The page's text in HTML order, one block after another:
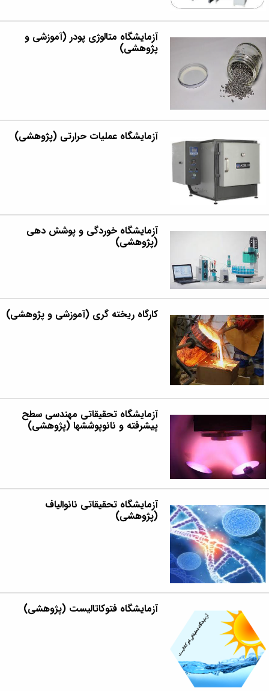
مرتبط
بنیاد
ملی
نخبگان
شرکت
های
دانش
بنیان
آئین
نامه ها
فرآیندها
آئین
نامه
نامه
های
پژوهشی
های
آزمایشگاه متالوژی پودر (آموزشی و
پژوهشی)
آزمایشگاه عملیات حرارتی (پژوهشی)
آزمایشگاه خوردگی و پوشش دهی
(پژوهشی)
کارگاه ریخته گری (آموزشی و پژوهشی)
آزمایشگاه تحقیقاتی مهندسی سطح
پیشرفته و نانوپوششها (پژوهشی)
آزمایشگاه تحقیقاتی نانوالیاف
(پژوهشی)
آزمایشگاه فتوکاتالیست (پژوهشی)